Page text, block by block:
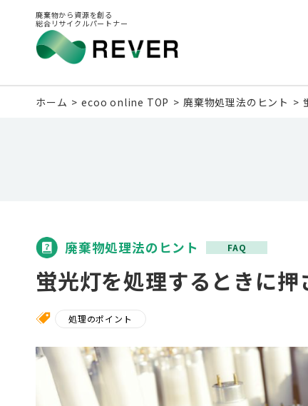
廃棄物から資源を創る
総合リサイクルパートナー
ホーム ecoo online TOP 廃棄物処理法のヒント
廃棄物処理法のヒント FAQ
蛍光灯を処理するときに
処理のポイント